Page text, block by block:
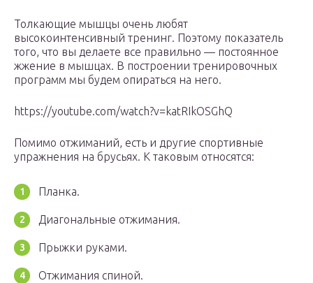
Толкающие мышцы очень любят
высокоинтенсивный тренинг. Поэтому показатель
того, что вы делаете все правильно — постоянное
жжение в мышцах. В построении тренировочных
программ мы будем опираться на него.
https://youtube.com/watch?v=katRIkOSGhQ
Помимо отжиманий, есть и другие спортивные
упражнения на брусьях. К таковым относятся:
Планка.
Диагональные отжимания.
Прыжки руками.
Отжимания спиной.